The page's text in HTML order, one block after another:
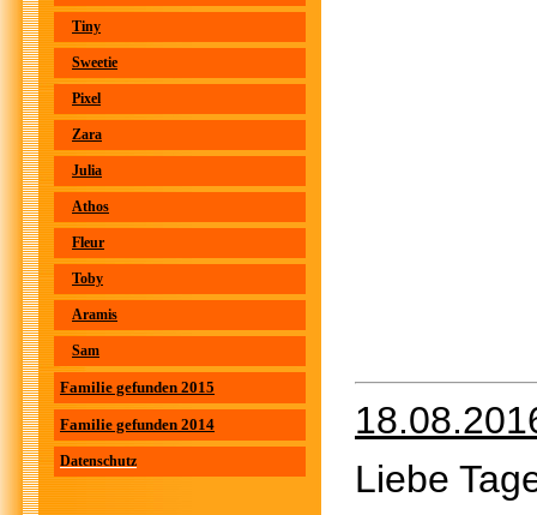
Tiny
Sweetie
Pixel
Zara
Julia
Athos
Fleur
Toby
Aramis
Sam
Familie gefunden 2015
Familie gefunden 2014
Datenschutz
Liebe